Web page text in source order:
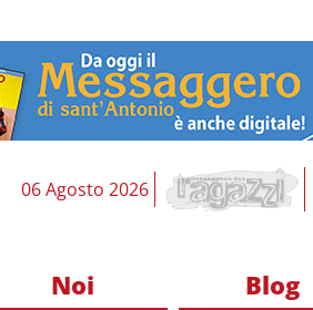
06 Agosto 2026
Noi Blog